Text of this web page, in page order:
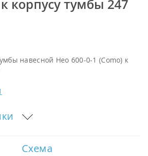
корпусу тумбы 247
навесной Нео 600-0-1 (Como) к
Схема